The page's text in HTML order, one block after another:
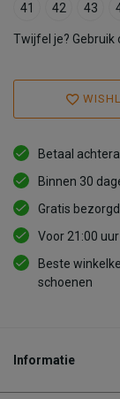
41 42 43
Twijfel je? Gebruik
Betaal
Binnen 30
Gratis
Voor 21:00
Beste
schoenen
Informatie